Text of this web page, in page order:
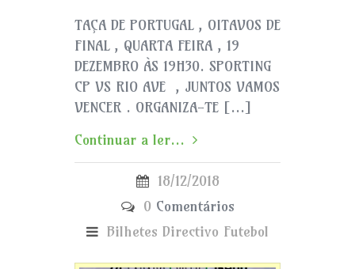
TAÇA DE PORTUGAL , OITAVOS DE
FINAL , QUARTA FEIRA , 19
DEZEMBRO ÀS 19H30. SPORTING
CP VS RIO AVE , JUNTOS VAMOS
VENCER . ORGANIZA-TE […]
Continuar a ler...
18/12/2018
0 Comentários
Bilhetes Directivo Futebol